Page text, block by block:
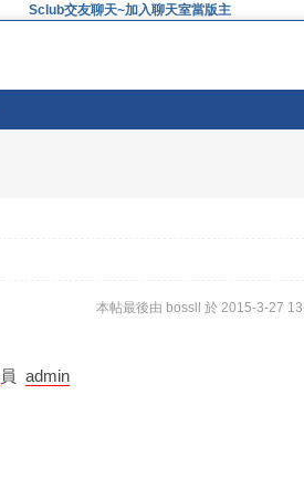
Sclub交友聊天~加入聊天室當版主
本帖最後由 bossll 於 2015-3-27
員admin